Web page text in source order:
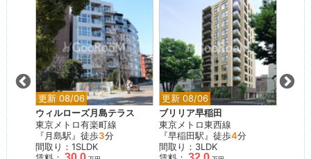
更新 08/06
ウィルローズ月島テラス
東京メトロ有楽町線
『月島駅』徒歩3分
間取り：1SLDK
更新 08/06
ブリリア早稲田
東京メトロ東西線
『早稲田駅』徒歩4分
間取り：3LDK